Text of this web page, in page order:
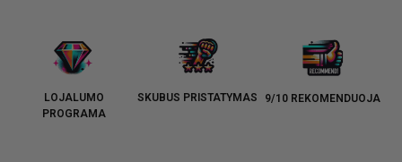
LOJALUMO
PROGRAMA
SKUBUS PRISTATYMAS 9/10 REKOMENDUOJA